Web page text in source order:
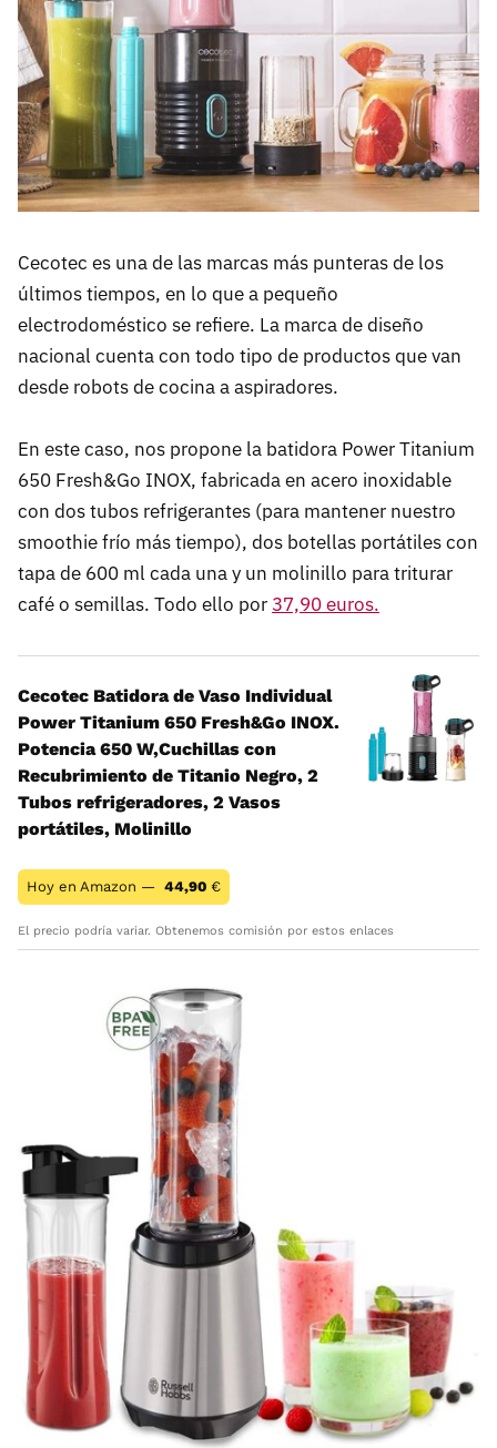
Cecotec es una de las marcas más punteras de los
últimos tiempos, en lo que a pequeño
electrodoméstico se refiere. La marca de diseño
nacional cuenta con todo tipo de productos que van
desde robots de cocina a aspiradores.
En este caso, nos propone la batidora Power Titanium
650 Fresh&Go INOX, fabricada en acero inoxidable
con dos tubos refrigerantes (para mantener nuestro
smoothie frío más tiempo), dos botellas portátiles con
tapa de 600 ml cada una y un molinillo para triturar
café o semillas. Todo ello por 37,90 euros.
Cecotec Batidora de Vaso Individual
Power Titanium 650 Fresh&Go INOX.
Potencia 650 W,Cuchillas con
Recubrimiento de Titanio Negro, 2
Tubos refrigeradores, 2 Vasos
portátiles, Molinillo
Hoy en Amazon — 44,90 €
El precio podría variar. Obtenemos comisión por estos enlaces